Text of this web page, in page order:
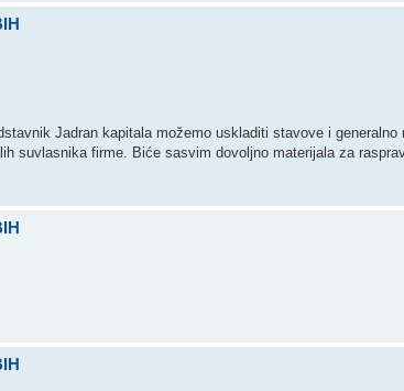
Jadran kapitala možemo uskladiti stavove i
suvlasnika firme. Biće sasvim dovoljno materijala za